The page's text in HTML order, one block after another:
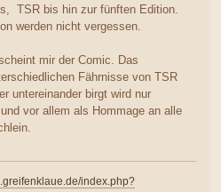
TSR bis hin zur fünften Edition.
werden nicht vergessen.
mir der Comic. Das
Fährnisse von TSR
untereinander birgt wird nur
vor allem als Hommage an alle
index.php?